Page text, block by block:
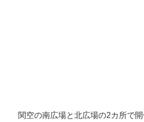
関空の南広場と北広場の2カ所で開